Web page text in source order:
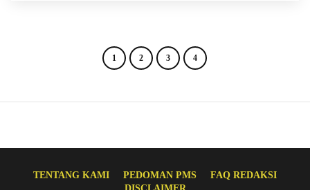
1 2 3 4
TENTANG KAMI PEDOMAN PMS
FAQ REDAKSI